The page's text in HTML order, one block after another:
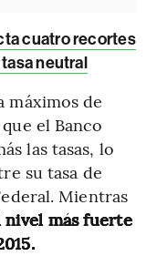
cuatro recortes
neutral
máximos de
el Banco
las tasas, lo
su tasa de
Mientras
más fuerte